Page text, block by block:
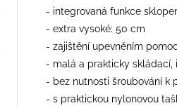
- integrovaná funkce
- extra vysoké: 50 cm
- zajištění upevněním
- malá a prakticky
- bez nutnosti šroubování k
- s praktickou nylonovou